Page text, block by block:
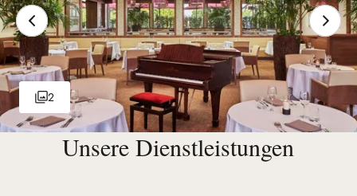
2
Unsere Dienstleistungen